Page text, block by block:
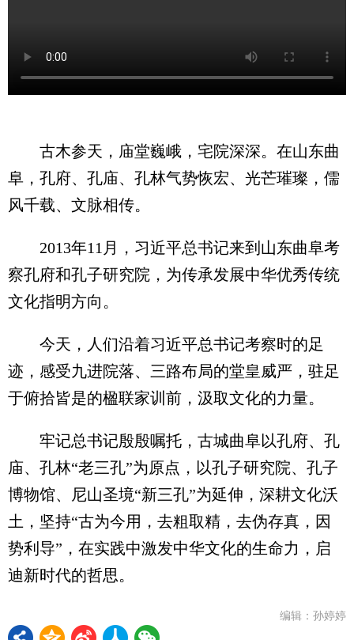
古木参天，庙堂巍峨，宅院深深。在山东曲
阜，孔府、孔庙、孔林气势恢宏、光芒璀璨，儒
风千载、文脉相传。
2013年11月，习近平总书记来到山东曲阜考
察孔府和孔子研究院，为传承发展中华优秀传统
文化指明方向。
今天，人们沿着习近平总书记考察时的足
迹，感受九进院落、三路布局的堂皇威严，驻足
于俯拾皆是的楹联家训前，汲取文化的力量。
牢记总书记殷殷嘱托，古城曲阜以孔府、孔
庙、孔林“老三孔”为原点，以孔子研究院、孔子
博物馆、尼山圣境“新三孔”为延伸，深耕文化沃
土，坚持“古为今用，去粗取精，去伪存真，因
势利导”，在实践中激发中华文化的生命力，启
迪新时代的哲思。
编辑：孙婷婷